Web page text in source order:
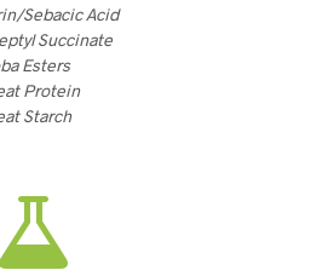
Sebacic Acid
Succinate
Esters
Protein
Starch